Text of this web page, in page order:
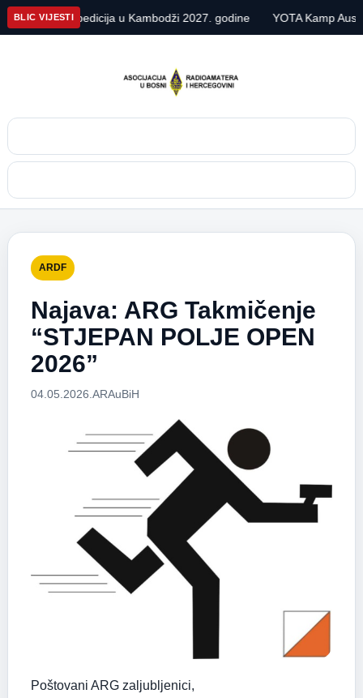
BLIC VIJESTI
DX ekspedicija u Kambodži 2027. godine YOTA Kamp
ARDF
Najava: ARG Takmičenje
“STJEPAN POLJE OPEN
2026”
04.05.2026. ARAuBiH
Poštovani ARG zaljubljenici,